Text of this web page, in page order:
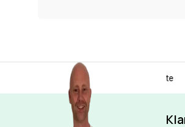
3 gelijke delen